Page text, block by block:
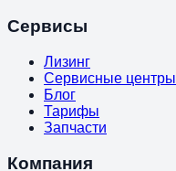
Сервисы
Лизинг
Сервисные центры
Блог
Тарифы
Запчасти
Компания